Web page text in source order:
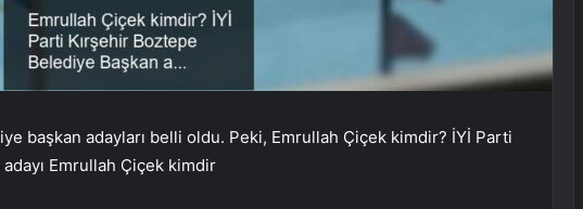
başkan adayları belli oldu. Peki, Emrullah Çiçek kimdir? İYİ Parti
Emrullah Çiçek kimdir